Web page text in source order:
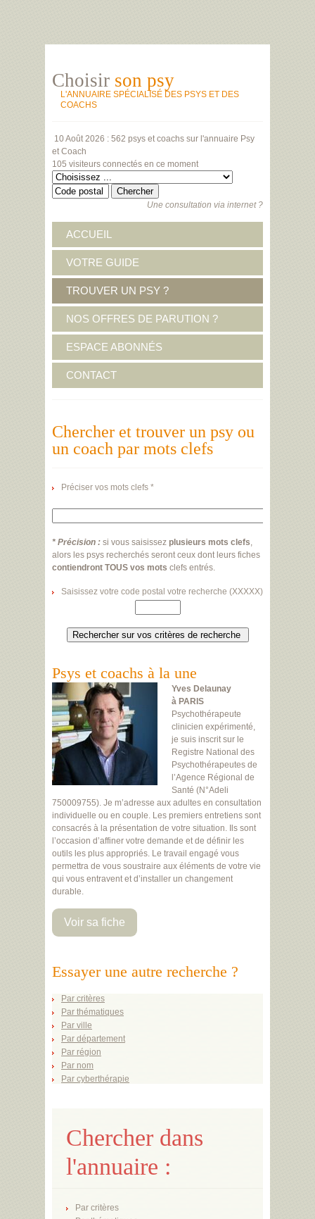
Choisir son psy
L'ANNUAIRE SPÉCIALISÉ DES PSYS ET DES
COACHS
10 Août 2026 : 562 psys et coachs sur l'annuaire Psy
et Coach
105 visiteurs connectés en ce moment
Une consultation via internet ?
ACCUEIL
VOTRE GUIDE
TROUVER UN PSY ?
NOS OFFRES DE PARUTION ?
ESPACE ABONNÉS
CONTACT
Chercher et trouver un psy ou
un coach par mots clefs
Préciser vos mots clefs *
* Précision : si vous saisissez plusieurs mots clefs,
alors les psys recherchés seront ceux dont leurs fiches
contiendront TOUS vos mots clefs entrés.
Saisissez votre code postal votre recherche (XXXXX)
Psys et coachs à la une
Yves Delaunay
à PARIS
Psychothérapeute
clinicien expérimenté,
je suis inscrit sur le
Registre National des
Psychothérapeutes de
l’Agence Régional de
Santé (N°Adeli
750009755). Je m’adresse aux adultes en consultation
individuelle ou en couple. Les premiers entretiens sont
consacrés à la présentation de votre situation. Ils sont
l’occasion d’affiner votre demande et de définir les
outils les plus appropriés. Le travail engagé vous
permettra de vous soustraire aux éléments de votre vie
qui vous entravent et d’installer un changement
durable.
Voir sa fiche
Essayer une autre recherche ?
Par critères
Par thématiques
Par ville
Par département
Par région
Par nom
Par cyberthérapie
Chercher dans
l'annuaire :
Par critères